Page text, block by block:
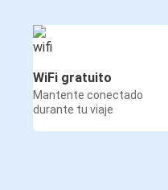
WiFi gratuito
Mantente conectado
durante tu viaje